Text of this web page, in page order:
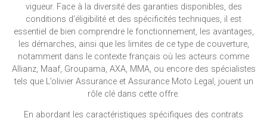
vigueur. Face à la diversité des garanties disponibles, des
conditions d’éligibilité et des spécificités techniques, il est
essentiel de bien comprendre le fonctionnement, les avantages,
les démarches, ainsi que les limites de ce type de couverture,
notamment dans le contexte français où les acteurs comme
Allianz, Maaf, Groupama, AXA, MMA, ou encore des spécialistes
tels que L’olivier Assurance et Assurance Moto Legal, jouent un
rôle clé dans cette offre.
En abordant les caractéristiques spécifiques des contrats